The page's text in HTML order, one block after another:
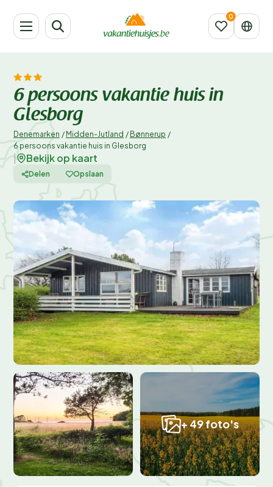
6 persoons vakantie huis in
Glesborg
Denemarken / Midden-Jutland / Bønnerup /
6 persoons vakantie huis in Glesborg
Bekijk op kaart
Delen Opslaan
+ 49 foto's